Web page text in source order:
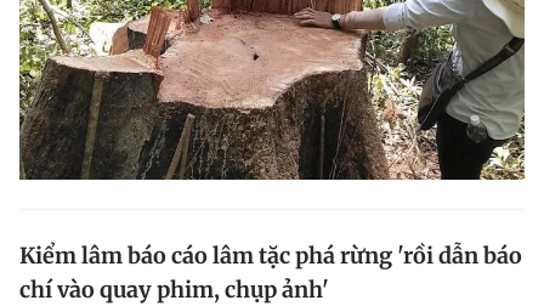
dưới mọi hình thức nếu không có sự chấp thuận bằng văn bản.
Phát triển bởi ePi Technologies, JSC.
Kiểm lâm báo cáo lâm tặc phá rừng 'rồi dẫn báo
chí vào quay phim, chụp ảnh'